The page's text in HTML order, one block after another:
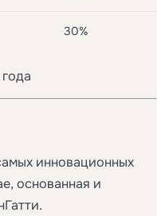
30%
инновационных
основанная и